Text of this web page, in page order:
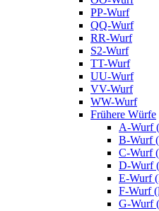
PP-Wurf
QQ-Wurf
RR-Wurf
S2-Wurf
TT-Wurf
UU-Wurf
VV-Wurf
WW-Wurf
Frühere Würfe
A-Wurf
B-Wurf
C-Wurf
D-Wurf
E-Wurf
F-Wurf
G-Wurf